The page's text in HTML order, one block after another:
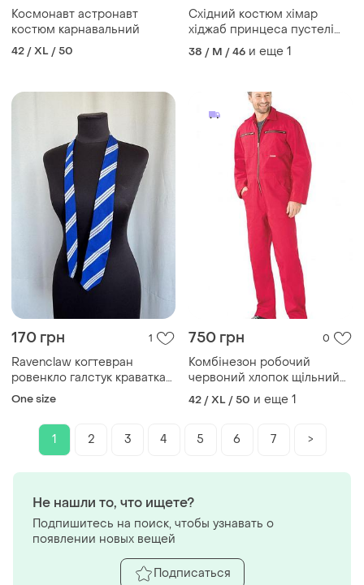
Космонавт астронавт
костюм карнавальний
42 / XL / 50
Східний костюм хімар
хіджаб принцеса пустелі
карнавальний нюанс
38 / M / 46 и еще 1
170 грн 1
Ravenclaw когтевран
ровенкло галстук краватка
карнавальна
One size
750 грн 0
Комбінезон робочий
червоний хлопок щільний
паперовий будинок гра в
кальмара новий
42 / XL / 50 и еще 1
1 2 3 4 5 6 7 >
Не нашли то, что ищете?
Подпишитесь на поиск, чтобы узнавать о
появлении новых вещей
Подписаться